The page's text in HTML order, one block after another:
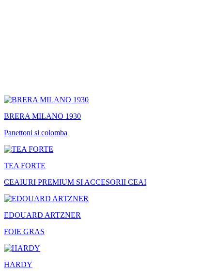
BRERA MILANO 1930
Panettoni si colomba
TEA FORTE
CEAIURI PREMIUM SI ACCESORII CEAI
EDOUARD ARTZNER
FOIE GRAS
HARDY